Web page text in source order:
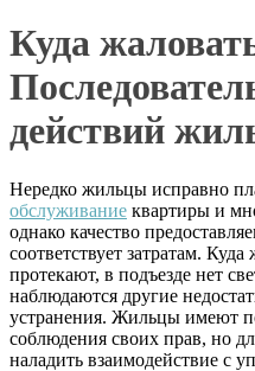
Куда
действий
Нередко жильцы исправно
обслуживание квартиры и
однако качество
соответствует затратам.
протекают, в подъезде нет
наблюдаются другие
устранения. Жильцы имеют
соблюдения своих прав, но
наладить взаимодействие с